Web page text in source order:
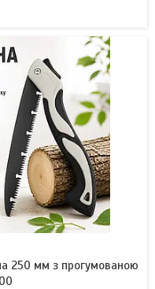
250 мм з прогумованою